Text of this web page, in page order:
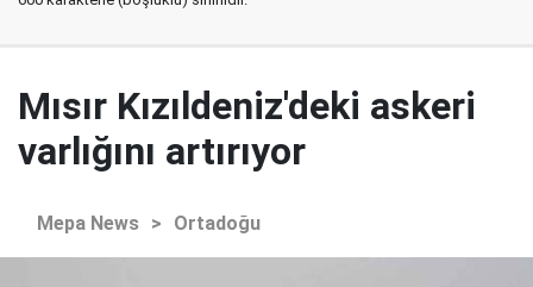
Mısır Kızıldeniz'deki askeri
varlığını artırıyor
Mepa News > Ortadoğu